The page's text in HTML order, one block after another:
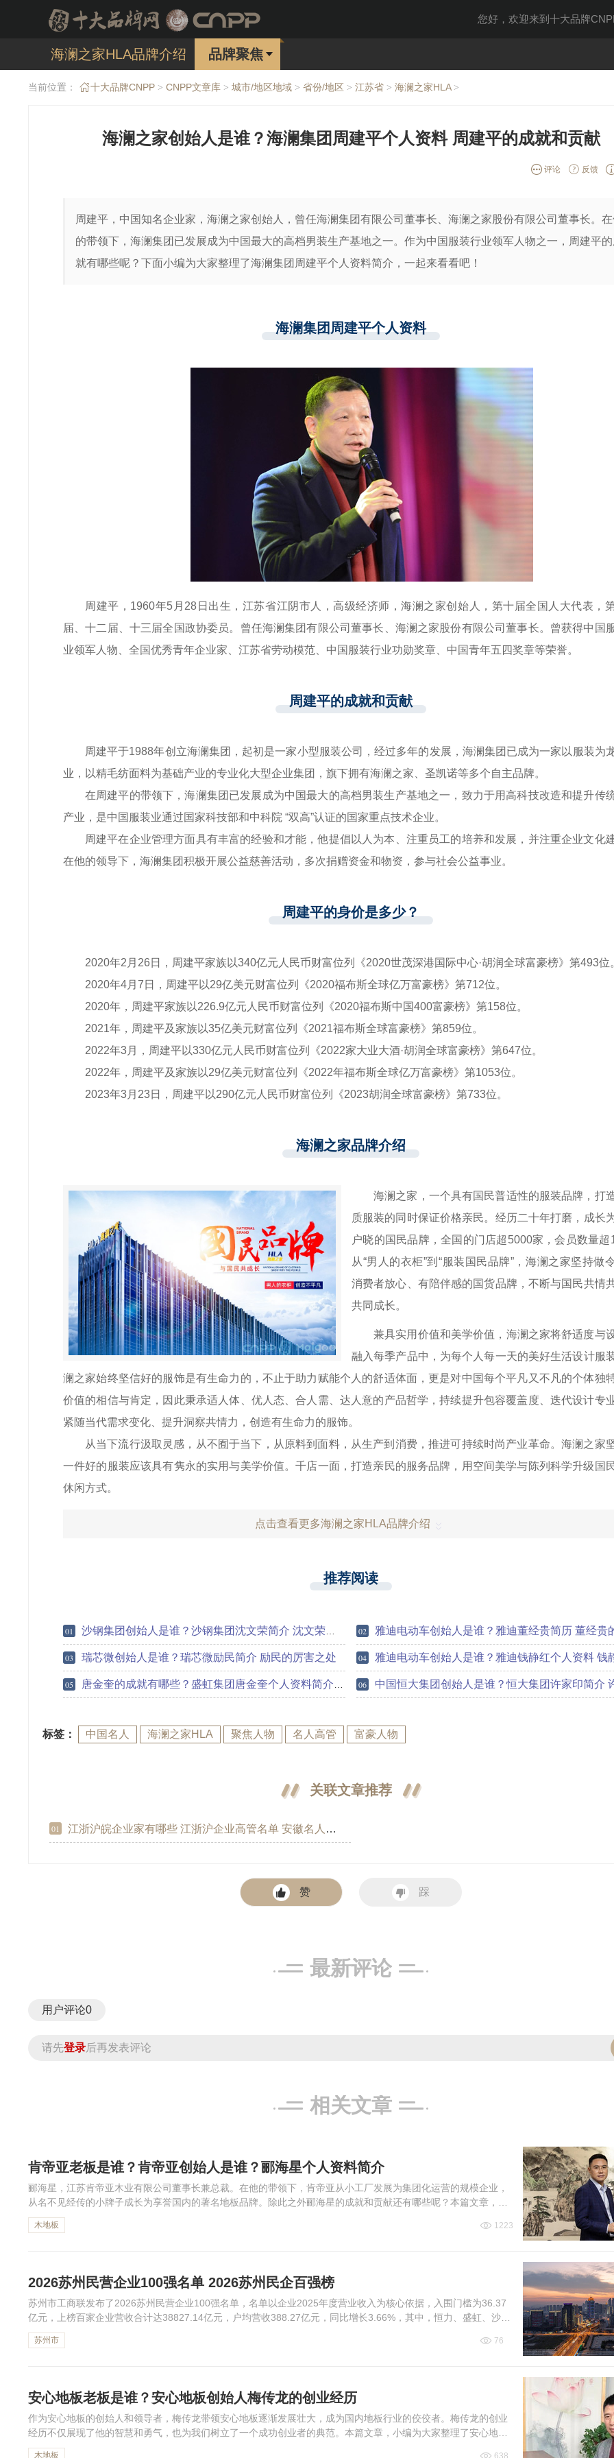
您好，欢迎来到十大品牌
海澜之家HLA品牌介绍 品牌聚焦
当前位置： 十大品牌CNPP > CNPP文章库 > 城市/地区地域 > 省份/地区 > 江苏省 > 海澜之家HLA >
海澜之家创始人是谁？海澜集团周建平个人资料 周建平的成就和贡献
评论 反馈
周建平，中国知名企业家，海澜之家创始人，曾任海澜集团有限公司董事长、海澜之家股份有限公司董事长。
的带领下，海澜集团已发展成为中国最大的高档男装生产基地之一。作为中国服装行业领军人物之一，周建平
就有哪些呢？下面小编为大家整理了海澜集团周建平个人资料简介，一起来看看吧！
海澜集团周建平个人资料
周建平，1960年5月28日出生，江苏省江阴市人，高级经济师，海澜之家创始人，第十届全国人大代表，
届、十二届、十三届全国政协委员。曾任海澜集团有限公司董事长、海澜之家股份有限公司董事长。曾获得中国
业领军人物、全国优秀青年企业家、江苏省劳动模范、中国服装行业功勋奖章、中国青年五四奖章等荣誉。
周建平的成就和贡献
周建平于1988年创立海澜集团，起初是一家小型服装公司，经过多年的发展，海澜集团已成为一家以服装为
业，以精毛纺面料为基础产业的专业化大型企业集团，旗下拥有海澜之家、圣凯诺等多个自主品牌。
在周建平的带领下，海澜集团已发展成为中国最大的高档男装生产基地之一，致力于用高科技改造和提升传
产业，是中国服装业通过国家科技部和中科院 “双高”认证的国家重点技术企业。
周建平在企业管理方面具有丰富的经验和才能，他提倡以人为本、注重员工的培养和发展，并注重企业文化
在他的领导下，海澜集团积极开展公益慈善活动，多次捐赠资金和物资，参与社会公益事业。
周建平的身价是多少？
2020年2月26日，周建平家族以340亿元人民币财富位列《2020世茂深港国际中心·胡润全球富豪榜》第493位
2020年4月7日，周建平以29亿美元财富位列《2020福布斯全球亿万富豪榜》第712位。
2020年，周建平家族以226.9亿元人民币财富位列《2020福布斯中国400富豪榜》第158位。
2021年，周建平及家族以35亿美元财富位列《2021福布斯全球富豪榜》第859位。
2022年3月，周建平以330亿元人民币财富位列《2022家大业大酒·胡润全球富豪榜》第647位。
2022年，周建平及家族以29亿美元财富位列《2022年福布斯全球亿万富豪榜》第1053位。
2023年3月23日，周建平以290亿元人民币财富位列《2023胡润全球富豪榜》第733位。
海澜之家品牌介绍
海澜之家，一个具有国民普适性的服装品牌，打
质服装的同时保证价格亲民。经历二十年打磨，成长
户晓的国民品牌，全国的门店超5000家，会员数量超
从“男人的衣柜”到“服装国民品牌”，海澜之家坚持做
消费者放心、有陪伴感的国货品牌，不断与国民共情
共同成长。
兼具实用价值和美学价值，海澜之家将舒适度与
融入每季产品中，为每个人每一天的美好生活设计服
澜之家始终坚信好的服饰是有生命力的，不止于助力赋能个人的舒适体面，更是对中国每个平凡又不凡的个体独
价值的相信与肯定，因此秉承适人体、优人态、合人需、达人意的产品哲学，持续提升包容覆盖度、迭代设计专
紧随当代需求变化、提升洞察共情力，创造有生命力的服饰。
从当下流行汲取灵感，从不囿于当下，从原料到面料，从生产到消费，推进可持续时尚产业革命。海澜之家
一件好的服装应该具有隽永的实用与美学价值。千店一面，打造亲民的服务品牌，用空间美学与陈列科学升级国
休闲方式。
点击查看更多海澜之家HLA品牌介绍
推荐阅读
01 沙钢集团创始人是谁？沙钢集团沈文荣简介 沈文荣的成就和贡献 02 雅迪电动车创始人是谁？雅迪董经贵简历 董经贵的成就有哪
03 瑞芯微创始人是谁？瑞芯微励民简介 励民的厉害之处 04 雅迪电动车创始人是谁？雅迪钱静红个人资料 钱静红的厉害之
05 唐金奎的成就有哪些？盛虹集团唐金奎个人资料简介 唐金奎身价排名 06 中国恒大集团创始人是谁？恒大集团许家印简介 许家印的成就和贡
标签： 中国名人 海澜之家HLA 聚焦人物 名人高管 富豪人物
关联文章推荐
01 江浙沪皖企业家有哪些 江浙沪企业高管名单 安徽名人企业家有哪些
赞 踩
最新评论
用户评论0
请先登录后再发表评论
相关文章
肯帝亚老板是谁？肯帝亚创始人是谁？郦海星个人资料简介
郦海星，江苏肯帝亚木业有限公司董事长兼总裁。在他的带领下，肯帝亚从小工厂发展为集团化运营的规模企业，
从名不见经传的小牌子成长为享誉国内的著名地板品牌。除此之外郦海星的成就和贡献还有哪些呢？本篇文章，小
编为大家整理了肯帝亚创始人郦海星的个人资料，一起来看看吧！
木地板 1223
2026苏州民营企业100强名单 2026苏州民企百强榜
苏州市工商联发布了2026苏州民营企业100强名单，名单以企业2025年度营业收入为核心依据，入围门槛为36.37
亿元，上榜百家企业营收合计达38827.14亿元，户均营收388.27亿元，同比增长3.66%，其中，恒力、盛虹、沙钢
分列榜单前三甲。下面一起来看2026苏州民企百强...
苏州市 76
安心地板老板是谁？安心地板创始人梅传龙的创业经历
作为安心地板的创始人和领导者，梅传龙带领安心地板逐渐发展壮大，成为国内地板行业的佼佼者。梅传龙的创业
经历不仅展现了他的智慧和勇气，也为我们树立了一个成功创业者的典范。本篇文章，小编为大家整理了安心地板
董事长梅传龙的个人资料及创业经历，一起来看看吧！
木地板